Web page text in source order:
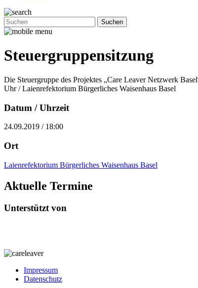
Steuergruppensitzung
Die Steuergruppe des Projektes „Care Leaver Netzwerk
Uhr / Laienrefektorium Bürgerliches Waisenhaus Basel
Datum / Uhrzeit
24.09.2019 / 18:00
Ort
Laienrefektorium Bürgerliches Waisenhaus Basel
Aktuelle Termine
Unterstützt von
Impressum
Datenschutz